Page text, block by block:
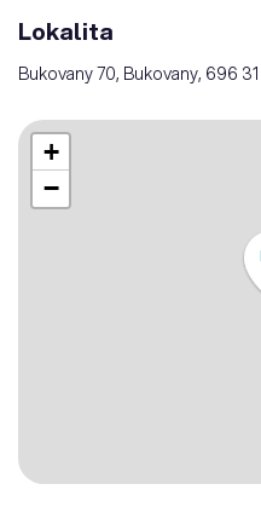
Lokalita
Bukovany 70, Bukovany, 696 31
+
−